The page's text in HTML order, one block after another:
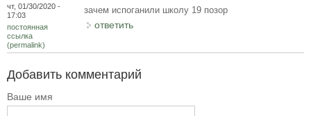
чт, 01/30/2020 -
17:03
постоянная
ссылка
(permalink)
зачем испоганили школу 19 позор
ответить
Добавить комментарий
Ваше имя